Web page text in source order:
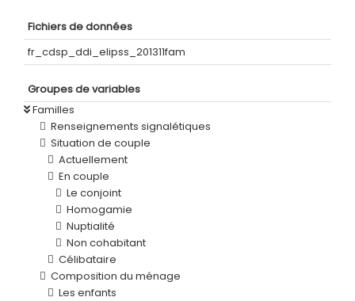
Fichiers de données
fr_cdsp_ddi_elipss_201311fam
Groupes de variables
Familles
Renseignements signalétiques
Situation de couple
Actuellement
En couple
Le conjoint
Homogamie
Nuptialité
Non cohabitant
Célibataire
Composition du ménage
Les enfants